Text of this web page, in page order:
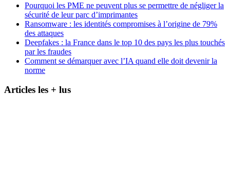
Pourquoi les PME ne peuvent plus se permettre de négliger la
sécurité de leur parc d’imprimantes
Ransomware : les identités compromises à l’origine de 79%
des attaques
Deepfakes : la France dans le top 10 des pays les plus touchés
par les fraudes
Comment se démarquer avec l’IA quand elle doit devenir la
norme
Articles les + lus